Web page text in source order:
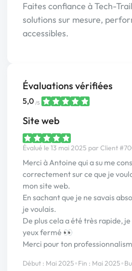
Faites confiance à Tech-
solutions sur mesure,
accessibles.
Évaluations vérifiées
5,0 /5
Site web
Évalué le 13 mai 2025 par Client
Merci à Antoine qui a su me
correctement sur ce que je
mon site web.
En sachant que je ne savais
je voulais.
De plus cela a été très rapide,
yeux fermé 👀
Merci pour ton
Début : Mai 2025•Fin : Mai 2025•